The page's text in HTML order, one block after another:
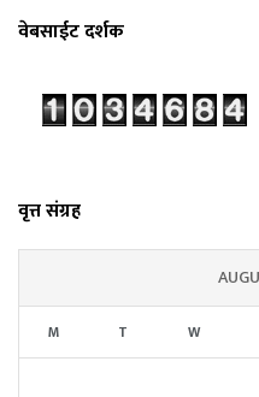
वेबसाईट दर्शक
वृत्त संग्रह
M T W